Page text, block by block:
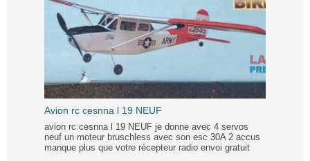
Avion rc cesnna l 19 NEUF
avion rc cesnna l 19 NEUF je donne avec 4 servos
neuf un moteur bruschless avec son esc 30A 2 accus
manque plus que votre récepteur radio envoi gratuit